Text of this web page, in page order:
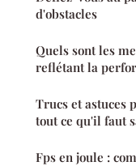
d'obstacles
Quels sont les
reflétant la
Trucs et astuces
tout ce qu'il faut
Fps